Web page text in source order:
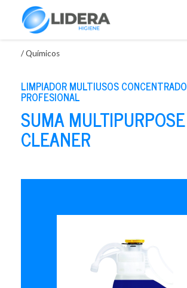
/Químicos
LIMPIADOR MULTIUSOS CONCENTRADO
PROFESIONAL
SUMA MULTIPURPOSE
CLEANER